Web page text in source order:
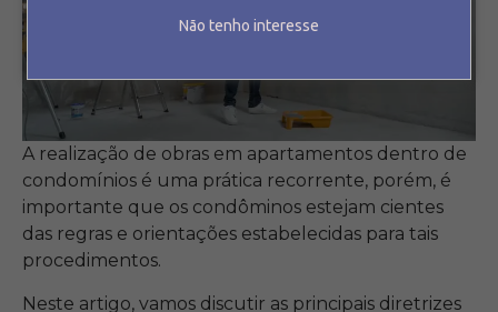
Não tenho interesse
A realização de obras em apartamentos dentro de
condomínios é uma prática recorrente, porém, é
importante que os condôminos estejam cientes
das regras e orientações estabelecidas para tais
procedimentos.
Neste artigo, vamos discutir as principais diretrizes